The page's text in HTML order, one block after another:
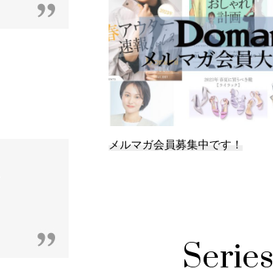
メルマガ会員募集中です！
Series